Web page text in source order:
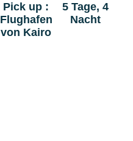
Pick up :
Flughafen
von Kairo
5 Tage, 4
Nacht